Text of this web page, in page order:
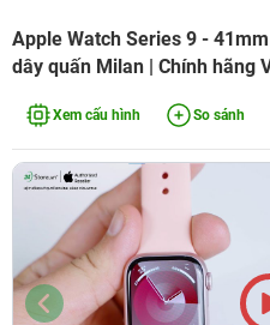
Apple Watch Series 9 -
dây quấn Milan | Chính hãng
Xem cấu hình So sánh